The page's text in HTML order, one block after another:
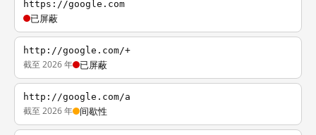
https://google.com
已屏蔽
http://google.com/+
截至 2026 年 已屏蔽
http://google.com/a
截至 2026 年 间歇性